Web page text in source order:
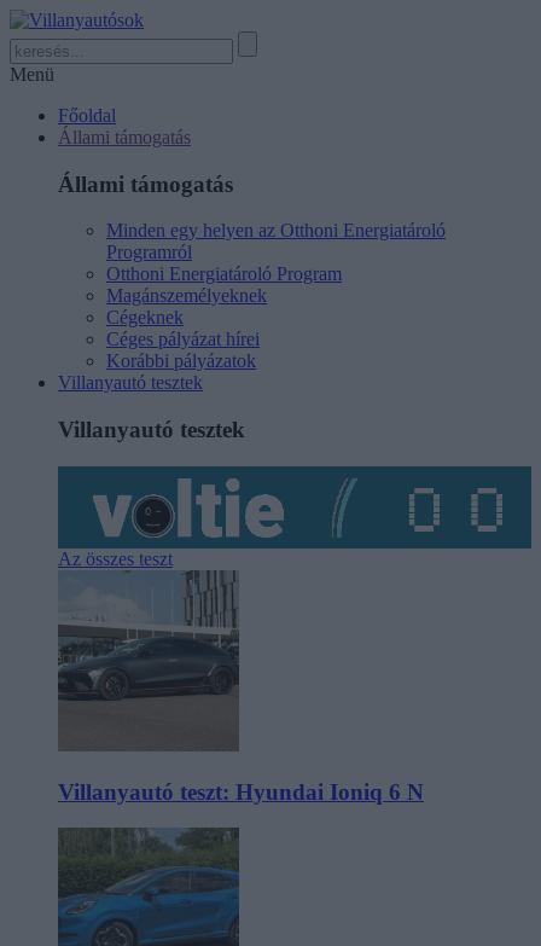
Menü
Főoldal
Állami támogatás
Állami támogatás
Minden egy helyen az Otthoni Energiatároló
Programról
Otthoni Energiatároló Program
Magánszemélyeknek
Cégeknek
Céges pályázat hírei
Korábbi pályázatok
Villanyautó tesztek
Villanyautó tesztek
Az összes teszt
Villanyautó teszt: Hyundai Ioniq 6 N